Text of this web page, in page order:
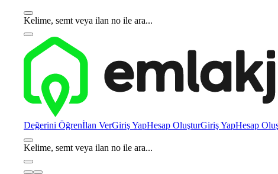
Kelime, semt veya ilan no ile ara...
Değerini Öğrenİlan VerGiriş YapHesap OluşturGiriş YapHesap
Kelime, semt veya ilan no ile ara...